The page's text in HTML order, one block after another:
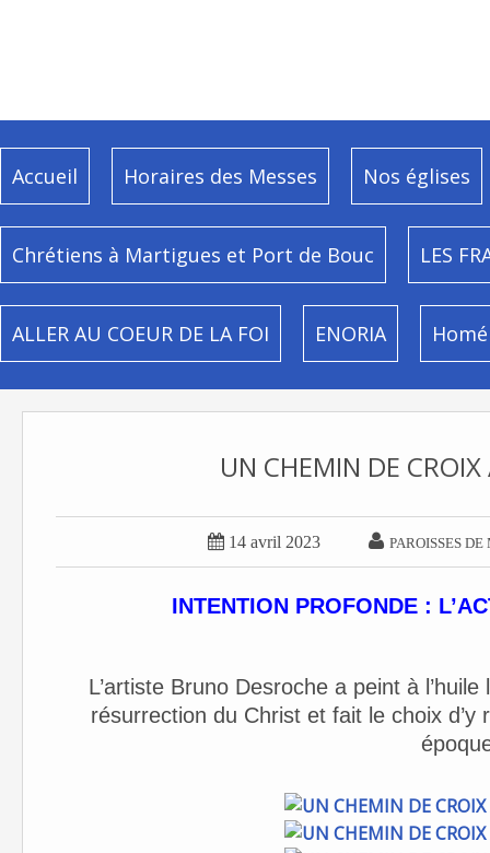
Accueil Horaires des Messes Nos églises
Chrétiens à Martigues et Port de Bouc LES
ALLER AU COEUR DE LA FOI ENORIA
UN CHEMIN DE
 14 avril 2023  PAROISSES
INTENTION PROFONDE :
L’artiste Bruno Desroche a peint à
résurrection du Christ et fait le choix